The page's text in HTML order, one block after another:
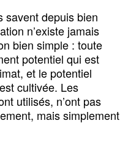
savent depuis bien
n’existe jamais
bien simple : toute
potentiel qui est
et le potentiel
cultivée. Les
utilisés, n’ont pas
mais simplement